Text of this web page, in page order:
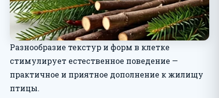
Разнообразие текстур и форм в клетке
стимулирует естественное поведение —
практичное и приятное дополнение к жилищу
птицы.